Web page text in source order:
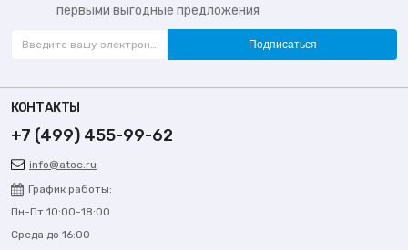
первыми выгодные предложения
Подписаться
КОНТАКТЫ
+7 (499) 455-99-62
info@atoc.ru
График работы:
Пн-Пт 10:00-18:00
Среда до 16:00